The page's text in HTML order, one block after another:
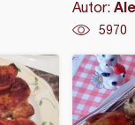
Autor:
5970